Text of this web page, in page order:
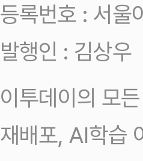
등록번호 : 서
발행인 : 김상우
이투데이의 모
재배포, AI학습